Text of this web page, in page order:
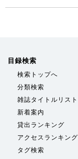
目録検索
検索トップへ
分類検索
雑誌タイトルリスト
新着案内
貸出ランキング
アクセスランキング
タグ検索